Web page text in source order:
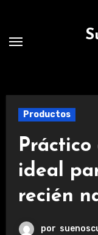
contenido
Productos
ideal
recién
por